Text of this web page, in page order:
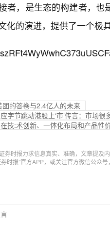
者，是生态的构建者，
化的演进，提供了一个极
的答卷与2.4亿人的未来
字节跳动港股上‘市’传言：市场很
技:术创新、一体化布局和产品性
券时报力求信息真实、准确，文章提及
券时报”官方APP，或关注官方微信公众